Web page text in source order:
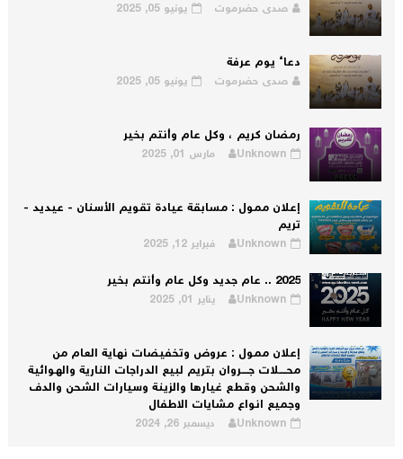
صدى حضرموت يونيو 05, 2025
دعاء يوم عرفة
صدى حضرموت يونيو 05, 2025
رمضان كريم ، وكل عام وأنتم بخير
Unknown مارس 01, 2025
إعلان ممول : مسابقة عيادة تقويم الأسنان - عيديد -
تريم
Unknown فبراير 12, 2025
2025 .. عام جديد وكل عام وأنتم بخير
Unknown يناير 01, 2025
إعلان ممول : عروض وتخفيضات نهاية العام من
محــــلات جــــروان بتريم لبيع الدراجات النارية والهوائية
والشحن وقطع غيارها والزينة وسيارات الشحن والدف
وجميع انواع مشايات الاطفال
Unknown ديسمبر 26, 2024